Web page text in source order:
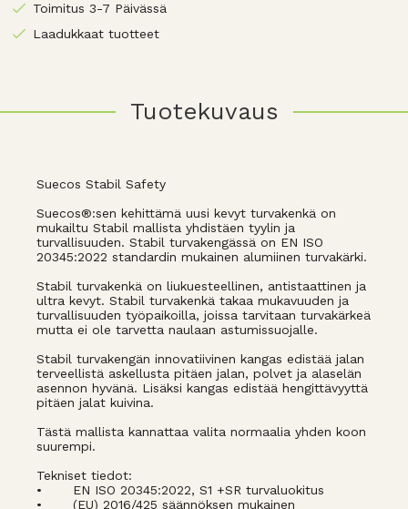
Toimitus 3-7 Päivässä
Laadukkaat tuotteet
Tuotekuvaus
Suecos Stabil Safety
Suecos®:sen kehittämä uusi kevyt turvakenkä on
mukailtu Stabil mallista yhdistäen tyylin ja
turvallisuuden. Stabil turvakengässä on EN ISO
20345:2022 standardin mukainen alumiinen turvakärki.
Stabil turvakenkä on liukuesteellinen, antistaattinen ja
ultra kevyt. Stabil turvakenkä takaa mukavuuden ja
turvallisuuden työpaikoilla, joissa tarvitaan turvakärkeä
mutta ei ole tarvetta naulaan astumissuojalle.
Stabil turvakengän innovatiivinen kangas edistää jalan
terveellistä askellusta pitäen jalan, polvet ja alaselän
asennon hyvänä. Lisäksi kangas edistää hengittävyyttä
pitäen jalat kuivina.
Tästä mallista kannattaa valita normaalia yhden koon
suurempi.
Tekniset tiedot:
•
EN ISO 20345:2022, S1 +SR turvaluokitus
•
(EU) 2016/425 säännöksen mukainen